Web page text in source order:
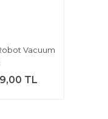
Vacuum
TL